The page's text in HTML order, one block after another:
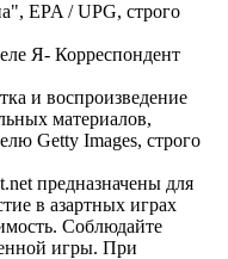
EPA / UPG, строго
Я- Корреспондент
и воспроизведение
материалов,
Getty Images, строго
предназначены для
в азартных играх
Соблюдайте
игры. При